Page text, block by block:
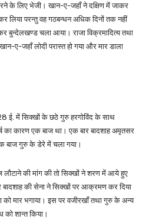
के लिए भेजी। खान-ए-जहाँ ने दक्षिण में जाकर
परन्तु वह गठबन्धन अधिक दिनों तक नहीं
बुन्देलखण्ड चला आया। राजा विक्रमादित्य तथा
ए-जहाँ लोदी परास्त हो गया और मार डाला
ई. में सिक्खों के छठे गुरु हरगोविंद के साथ
कारण एक बाज था। एक बार बादशाह अमृतसर
गुरु के डेरे में चला गया।
लौटाने की मांग की तो सिक्खों ने शरण में आये हुए
बादशाह की सेना ने सिक्खों पर आक्रमण कर दिया
मार भगाया। इस पर वजीरखाँ तथा गुरु के अन्य
को शान्त किया।